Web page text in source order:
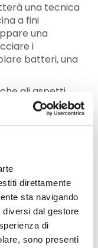
direttamente
sta navigando
dal gestore
di
sono presenti
una tecnica
a fini
una
i
batteri, una
gli aspetti
Federico II di
sui servizi
microbici
dimensioni della
ambientale).
occuperà delle
scientifico, ai
anche